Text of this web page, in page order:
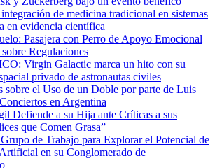
de medicina tradicional en sistemas
en evidencia científica
Pasajera con Perro de Apoyo Emocional
Regulaciones
Virgin Galactic marca un hito con su
privado de astronautas civiles
sobre el Uso de un Doble por parte de Luis
en Argentina
Defiende a su Hija ante Críticas a sus
que Comen Grasa”
de Trabajo para Explorar el Potencial de
en su Conglomerado de